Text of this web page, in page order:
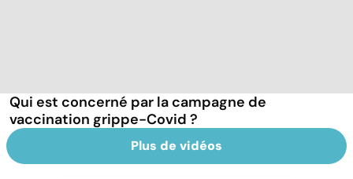
Qui est concerné par la campagne de
vaccination grippe-Covid ?
Plus de vidéos